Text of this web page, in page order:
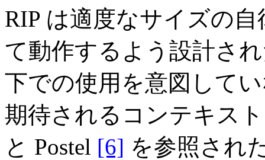
RIP は適度なサイズの
て動作するよう設計さ
下での使用を意図して
期待されるコンテキス
と Postel [6] を参照され